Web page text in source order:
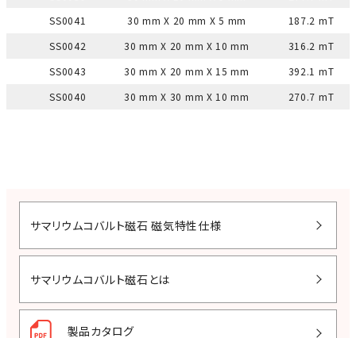
SS0041
30 mm X 20 mm X 5 mm
187.2 mT
SS0042
30 mm X 20 mm X 10 mm
316.2 mT
SS0043
30 mm X 20 mm X 15 mm
392.1 mT
SS0040
30 mm X 30 mm X 10 mm 270.7 mT
サマリウムコバルト磁石 磁気特性仕様
サマリウムコバルト磁石とは
製品カタログ